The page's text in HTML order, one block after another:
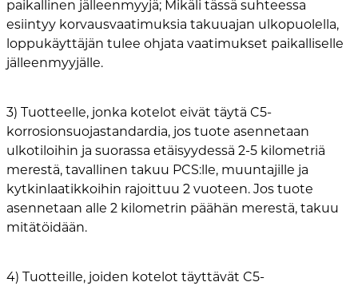
paikallinen jälleenmyyjä; Mikäli tässä suhteessa
esiintyy korvausvaatimuksia takuuajan ulkopuolella,
loppukäyttäjän tulee ohjata vaatimukset paikalliselle
jälleenmyyjälle.
3) Tuotteelle, jonka kotelot eivät täytä C5-
korrosionsuojastandardia, jos tuote asennetaan
ulkotiloihin ja suorassa etäisyydessä 2-5 kilometriä
merestä, tavallinen takuu PCS:lle, muuntajille ja
kytkinlaatikkoihin rajoittuu 2 vuoteen. Jos tuote
asennetaan alle 2 kilometrin päähän merestä, takuu
mitätöidään.
4) Tuotteille, joiden kotelot täyttävät C5-